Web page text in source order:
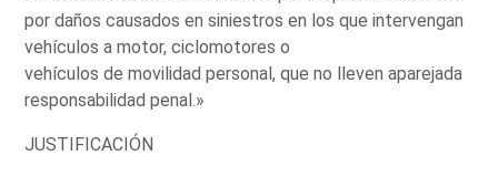
por daños causados en siniestros en los que intervengan
vehículos a motor, ciclomotores o
vehículos de movilidad personal, que no lleven aparejada
responsabilidad penal.»
JUSTIFICACIÓN